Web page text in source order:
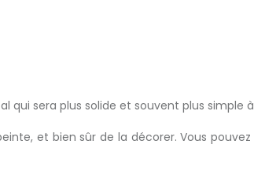
sera plus solide et souvent plus simple
et bien sûr de la décorer. Vous